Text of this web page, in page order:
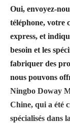
Oui, envoyez-
téléphone, votre
express, et
besoin et les
fabriquer des
nous pouvons
Ningbo Doway
Chine, qui a été
spécialisés dans